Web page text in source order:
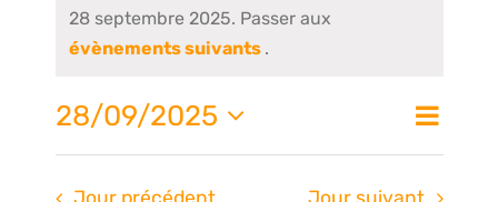
28 septembre 2025. Passer aux
évènements suivants .
de
Jour
28/09/2025
Sélectionnez
Jour précédent Jour suivant